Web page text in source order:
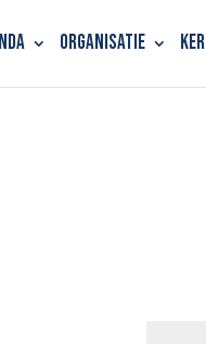
Organisatie